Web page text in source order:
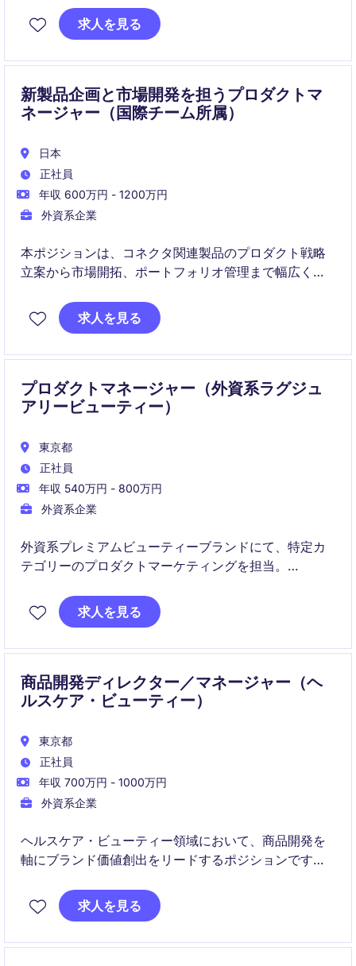
営業・技術・オペレーションと連携し、市場競争力と
収益性の両立を実現していただきます。
求人を見る
新製品企画と市場開発を担うプロダクトマ
ネージャー（国際チーム所属）
日本
正社員
年収 600万円 - 1200万円
外資系企業
本ポジションは、コネクタ関連製品のプロダクト戦略
立案から市場開拓、ポートフォリオ管理まで幅広く担
やチーム協働力を重視し、国際チームと連携しながら
事業成長に貢献いただきます。
求人を見る
プロダクトマネージャー（外資系ラグジュ
アリービューティー）
東京都
正社員
年収 540万円 - 800万円
外資系企業
外資系プレミアムビューティーブランドにて、特定カ
テゴリーのプロダクトマーケティングを担当。
戦略立案から製品ローンチ、分析まで幅広く担い、事
業成長に直接貢献いただきます。
求人を見る
商品開発ディレクター／マネージャー（ヘ
ルスケア・ビューティー）
東京都
正社員
年収 700万円 - 1000万円
外資系企業
ヘルスケア・ビューティー領域において、商品開発を
軸にブランド価値創出をリードするポジションです。
市場・顧客インサイト・科学的エビデンス・収益性を
統合し、競争力の高いプロダクト戦略を推進いただき
求人を見る